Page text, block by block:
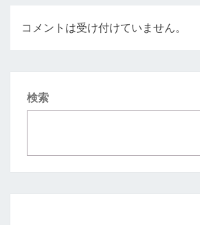
コメントは受け付けていません。
検索